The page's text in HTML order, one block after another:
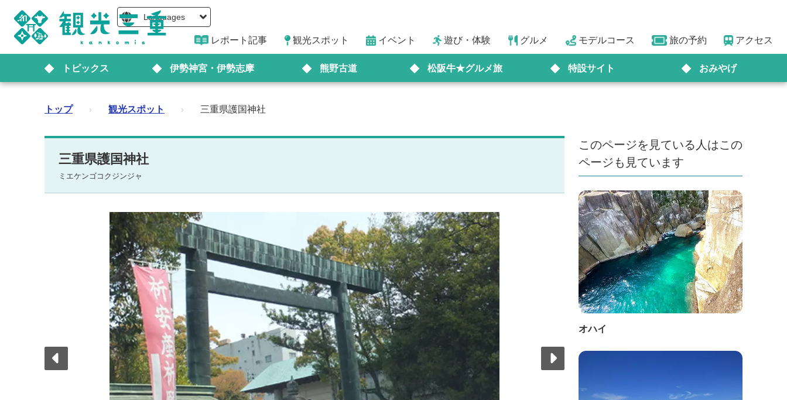
Languages
レポート記事 観光スポット イベント 遊び・体験 グルメ モデルコース 旅の予約 アクセス
トピックス 伊勢神宮・伊勢志摩 熊野古道 松阪牛★グルメ旅 特設サイト おみやげ
トップ › 観光スポット › 三重県護国神社
三重県護国神社
ミエケンゴコクジンジャ
このページを見ている人はこの
ページも見ています
オハイ